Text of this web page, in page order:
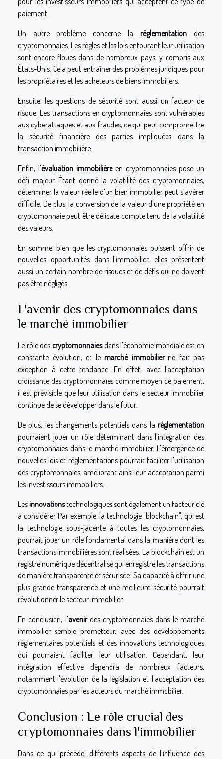
paiement.
Un autre problème concerne la réglementation des
cryptomonnaies. Les règles et les lois entourant leur utilisation
sont encore floues dans de nombreux pays, y compris aux
États-Unis. Cela peut entraîner des problèmes juridiques pour
les propriétaires et les acheteurs de biens immobiliers.
Ensuite, les questions de sécurité sont aussi un facteur de
risque. Les transactions en cryptomonnaies sont vulnérables
aux cyberattaques et aux fraudes, ce qui peut compromettre
la sécurité financière des parties impliquées dans la
transaction immobilière.
Enfin, l'évaluation immobilièreen cryptomonnaies pose un
défi majeur. Étant donné la volatilité des cryptomonnaies,
déterminer la valeur réelle d'un bien immobilier peut s'avérer
difficile. De plus, la conversion de la valeur d'une propriété en
cryptomonnaie peut être délicate compte tenu de la volatilité
des valeurs.
En somme, bien que les cryptomonnaies puissent offrir de
nouvelles opportunités dans l'immobilier, elles présentent
aussi un certain nombre de risques et de défis qui ne doivent
pas être négligés.
L'avenir des cryptomonnaies dans
le marché immobilier
Le rôle des cryptomonnaiesdans l'économie mondiale est en
constante évolution, et le marché immobilierne fait pas
exception à cette tendance. En effet, avec l'acceptation
croissante des cryptomonnaies comme moyen de paiement,
il est prévisible que leur utilisation dans le secteur immobilier
continue de se développer dans le futur.
De plus, les changements potentiels dans la réglementation
pourraient jouer un rôle déterminant dans l'intégration des
cryptomonnaies dans le marché immobilier. L'émergence de
nouvelles lois et réglementations pourrait faciliter l'utilisation
des cryptomonnaies, améliorant ainsi leur acceptation parmi
les investisseurs immobiliers.
Lesinnovationstechnologiques sont également un facteur clé
à considérer. Par exemple, la technologie "blockchain", qui est
la technologie sous-jacente à toutes les cryptomonnaies,
pourrait jouer un rôle fondamental dans la manière dont les
transactions immobilières sont réalisées. La blockchain est un
registre numérique décentralisé qui enregistre les transactions
de manière transparente et sécurisée. Sa capacité à offrir une
plus grande transparence et une meilleure sécurité pourrait
révolutionner le secteur immobilier.
En conclusion, l'avenirdes cryptomonnaies dans le marché
immobilier semble prometteur, avec des développements
réglementaires potentiels et des innovations technologiques
qui pourraient faciliter leur utilisation. Cependant, leur
intégration effective dépendra de nombreux facteurs,
notamment l'évolution de la législation et l'acceptation des
cryptomonnaies par les acteurs du marché immobilier.
Conclusion : Le rôle crucial des
cryptomonnaies dans l'immobilier
Dans ce qui précède, différents aspects de l'influence des